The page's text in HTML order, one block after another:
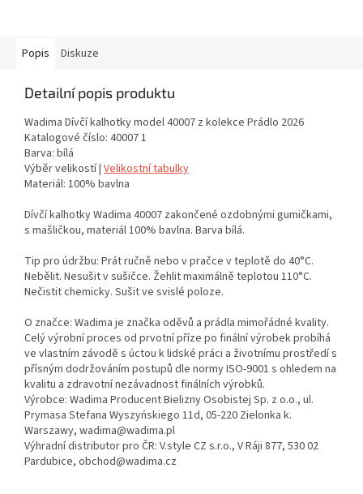
Popis Diskuze
Detailní popis produktu
Wadima Dívčí kalhotky model 40007 z kolekce Prádlo 2026
Katalogové číslo: 40007 1
Barva: bílá
Výběr velikostí | Velikostní tabulky
Materiál: 100% bavlna
Dívčí kalhotky Wadima 40007 zakončené ozdobnými gumičkami,
s mašličkou, materiál 100% bavlna. Barva bílá.
Tip pro údržbu: Prát ručně nebo v pračce v teplotě do 40°C.
Nebělit. Nesušit v sušičce. Žehlit maximálně teplotou 110°C.
Nečistit chemicky. Sušit ve svislé poloze.
O značce: Wadima je značka oděvů a prádla mimořádné kvality.
Celý výrobní proces od prvotní příze po finální výrobek probíhá
ve vlastním závodě s úctou k lidské práci a životnímu prostředí s
přísným dodržováním postupů dle normy ISO-9001 s ohledem na
kvalitu a zdravotní nezávadnost finálních výrobků.
Výrobce: Wadima Producent Bielizny Osobistej Sp. z o.o., ul.
Prymasa Stefana Wyszyńskiego 11d, 05-220 Zielonka k.
Warszawy, wadima@wadima.pl
Výhradní distributor pro ČR: V.style CZ s.r.o., V Ráji 877, 530 02
Pardubice, obchod@wadima.cz